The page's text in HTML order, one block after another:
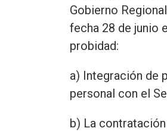
Gobierno
fecha 28 de junio
probidad:
a) Integración de
personal con el
b) La